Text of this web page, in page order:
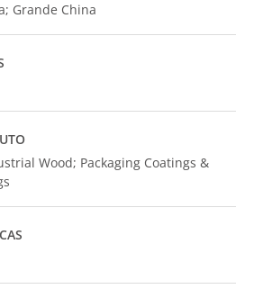
Grande China
Wood; Packaging Coatings &